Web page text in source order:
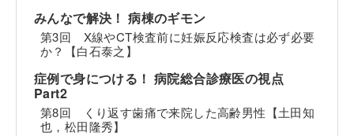
みんなで解決！ 病棟のギモン
第3回 X線やCT検査前に妊娠反応検査は必ず必要
か？【白石泰之】
症例で身につける！ 病院総合診療医の視点
Part2
第8回 くり返す歯痛で来院した高齢男性【土田知
也，松田隆秀】